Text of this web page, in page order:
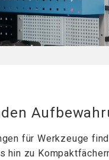
für Werkzeuge
zu